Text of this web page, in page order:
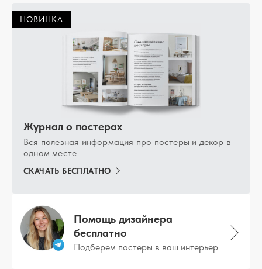
НОВИНКА
Журнал о постерах
Вся полезная информация про постеры и декор в
одном месте
СКАЧАТЬ БЕСПЛАТНО
Помощь дизайнера
бесплатно
Подберем постеры в ваш интерьер